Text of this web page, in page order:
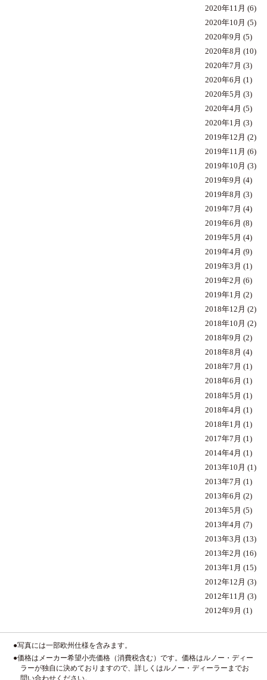
2020年11月 (6)
2020年10月 (5)
2020年9月 (5)
2020年8月 (10)
2020年7月 (3)
2020年6月 (1)
2020年5月 (3)
2020年4月 (5)
2020年1月 (3)
2019年12月 (2)
2019年11月 (6)
2019年10月 (3)
2019年9月 (4)
2019年8月 (3)
2019年7月 (4)
2019年6月 (8)
2019年5月 (4)
2019年4月 (9)
2019年3月 (1)
2019年2月 (6)
2019年1月 (2)
2018年12月 (2)
2018年10月 (2)
2018年9月 (2)
2018年8月 (4)
2018年7月 (1)
2018年6月 (1)
2018年5月 (1)
2018年4月 (1)
2018年1月 (1)
2017年7月 (1)
2014年4月 (1)
2013年10月 (1)
2013年7月 (1)
2013年6月 (2)
2013年5月 (5)
2013年4月 (7)
2013年3月 (13)
2013年2月 (16)
2013年1月 (15)
2012年12月 (3)
2012年11月 (3)
2012年9月 (1)
●写真には一部欧州仕様を含みます。
●価格はメーカー希望小売価格（消費税含む）です。価格はルノー・ディー
ラーが独自に決めておりますので、詳しくはルノー・ディーラーまでお
問い合わせください。